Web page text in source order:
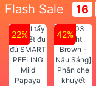
Flash Sale 16
22% 42%